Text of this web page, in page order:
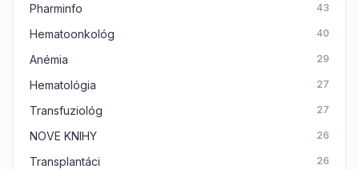
Pharminfo 43
Hematoonkológ 40
Anémia 29
Hematológia 27
Transfuziológ 27
NOVE KNIHY 26
Transplantáci 26